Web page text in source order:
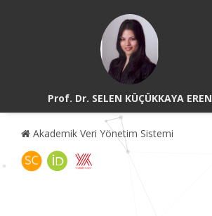
Prof. Dr. SELEN KÜÇÜKKAYA EREN
Akademik Veri Yönetim Sistemi